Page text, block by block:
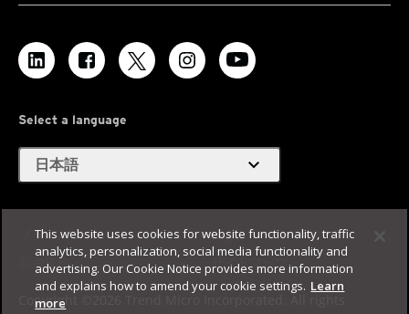
Select a language
日本語 expand_more
プライバシー
Legal
利用規約
サイトマップ
Copyright ©2026 Trend Micro Incorporated. All rights
This website uses cookies for website functionality, traffic
analytics, personalization, social media functionality and
advertising. Our Cookie Notice provides more information
and explains how to amend your cookie settings. Learn
more